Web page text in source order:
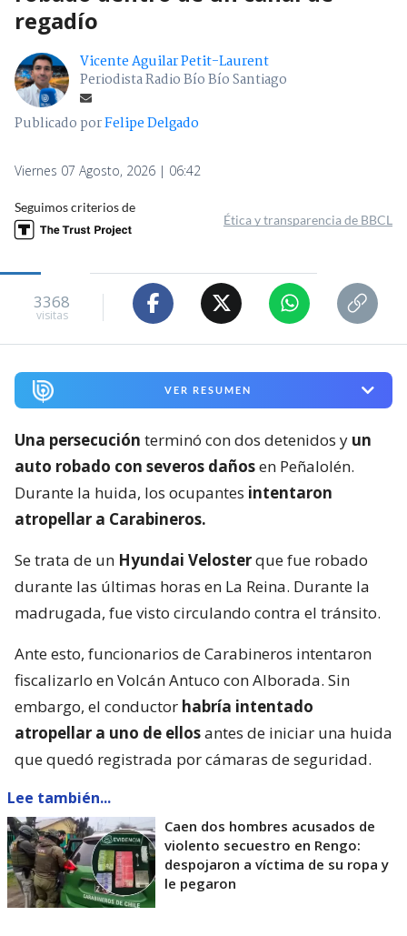
regadío
Vicente Aguilar Petit-Laurent
Periodista Radio Bío Bío Santiago
Publicado porFelipe Delgado
Viernes 07 Agosto, 2026 | 06:42
Seguimos criterios de
Ética y transparencia de BBCL
3368
visitas
VER RESUMEN
Una persecución terminó con dos detenidos y un
auto robado con severos dañosen Peñalolén.
Durante la huida, los ocupantes intentaron
atropellar a Carabineros.
Se trata de un Hyundai Velosterque fue robado
durante las últimas horas en La Reina. Durante la
madrugada, fue visto circulando contra el tránsito.
Ante esto, funcionarios de Carabineros intentaron
fiscalizarlo en Volcán Antuco con Alborada. Sin
embargo, el conductor habría intentado
atropellar a uno de ellosantes de iniciar una huida
que quedó registrada por cámaras de seguridad.
Lee también...
Caen dos hombres acusados de
violento secuestro en Rengo:
despojaron a víctima de su ropa y
le pegaron